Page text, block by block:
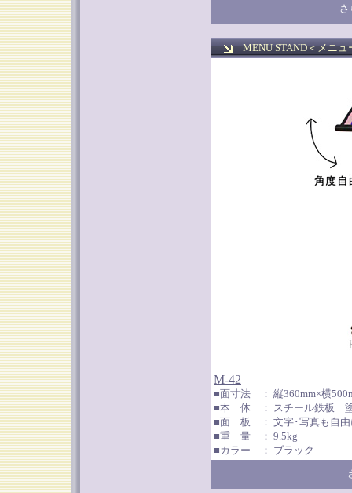
MENU STAND＜メニュ
M-42
■面寸法 ： 縦360mm×横
■本 体 ： スチール鉄板
■面 板 ： 文字･写真も自由
■重 量 ： 9.5kg
■カラー ： ブラック